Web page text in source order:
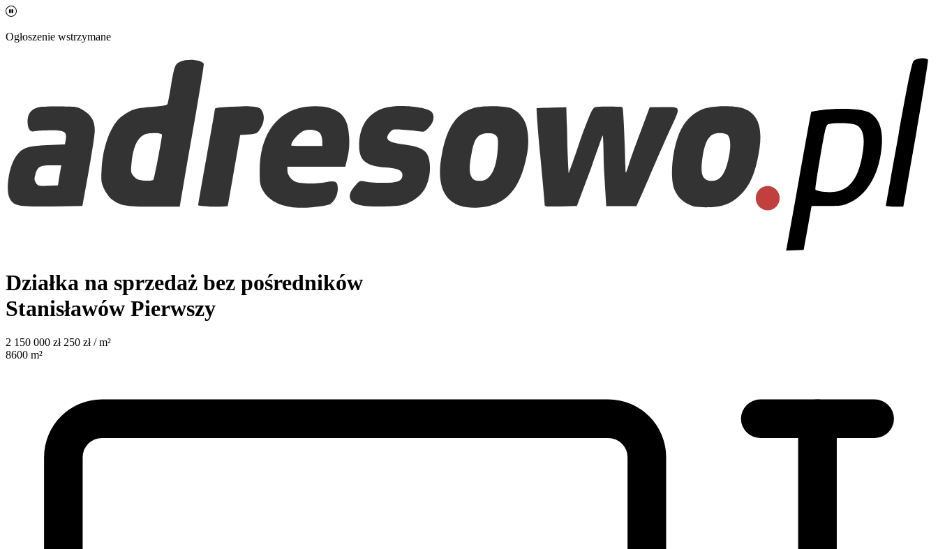
Ogłoszenie wstrzymane
Działka na sprzedaż bez pośredników
Stanisławów Pierwszy
2 150 000 zł 250 zł / m²
8600 m²